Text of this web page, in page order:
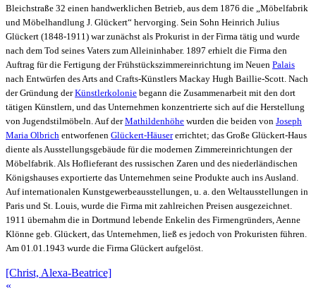
Bleichstraße 32 einen handwerklichen Betrieb, aus dem 1876 die „Möbelfabrik
und Möbelhandlung J. Glückert“ hervorging. Sein Sohn Heinrich Julius
Glückert (1848-1911) war zunächst als Prokurist in der Firma tätig und wurde
nach dem Tod seines Vaters zum Alleininhaber. 1897 erhielt die Firma den
Auftrag für die Fertigung der Frühstückszimmereinrichtung im Neuen Palais
nach Entwürfen des Arts and Crafts-Künstlers Mackay Hugh Baillie-Scott. Nach
der Gründung derKünstlerkolonie begann die Zusammenarbeit mit den dort
tätigen Künstlern, und das Unternehmen konzentrierte sich auf die Herstellung
von Jugendstilmöbeln. Auf derMathildenhöhe wurden die beiden von Joseph
Maria Olbrich entworfenen Glückert-Häusererrichtet; das Große Glückert-Haus
diente als Ausstellungsgebäude für die modernen Zimmereinrichtungen der
Möbelfabrik. Als Hoflieferant des russischen Zaren und des niederländischen
Königshauses exportierte das Unternehmen seine Produkte auch ins Ausland.
Auf internationalen Kunstgewerbeausstellungen, u. a. den Weltausstellungen in
Paris und St. Louis, wurde die Firma mit zahlreichen Preisen ausgezeichnet.
1911 übernahm die in Dortmund lebende Enkelin des Firmengründers, Aenne
Klönne geb. Glückert, das Unternehmen, ließ es jedoch von Prokuristen führen.
Am 01.01.1943 wurde die Firma Glückert aufgelöst.
[Christ, Alexa-Beatrice]
«